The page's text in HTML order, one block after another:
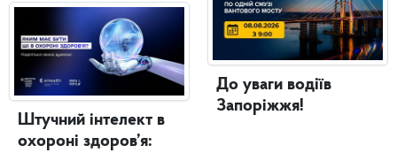
Штучний інтелект в
охороні здоров’я:
До уваги водіїв
Запоріжжя!